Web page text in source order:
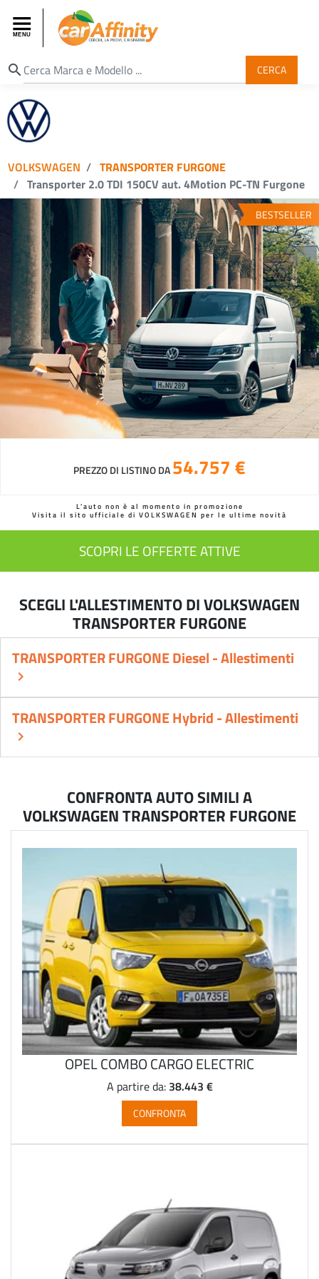
search CERCA
VOLKSWAGEN
TRANSPORTER FURGONE
Transporter 2.0 TDI 150CV aut. 4Motion PC-TN Furgone
BESTSELLER
PREZZO DI LISTINO DA54.757 €
L'auto non è al momento in promozione
Visita il sito ufficiale di VOLKSWAGEN per le ultime novità
SCOPRI LE OFFERTE ATTIVE
SCEGLI L'ALLESTIMENTO DI VOLKSWAGEN
TRANSPORTER FURGONE
TRANSPORTER FURGONE Diesel - Allestimenti
keyboard_arrow_right
TRANSPORTER FURGONE Hybrid - Allestimenti
keyboard_arrow_right
CONFRONTA AUTO SIMILI A
VOLKSWAGEN TRANSPORTER FURGONE
OPEL COMBO CARGO ELECTRIC
A partire da: 38.443 €
CONFRONTA